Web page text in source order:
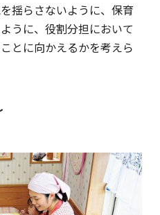
揺らさないように、保育
うに、役割分担において
とに向かえるかを考えら